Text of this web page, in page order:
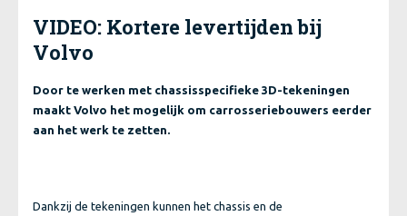
VIDEO: Kortere levertijden bij
Volvo
Door te werken met chassisspecifieke 3D-tekeningen
maakt Volvo het mogelijk om carrosseriebouwers eerder
aan het werk te zetten.
Dankzij de tekeningen kunnen het chassis en de